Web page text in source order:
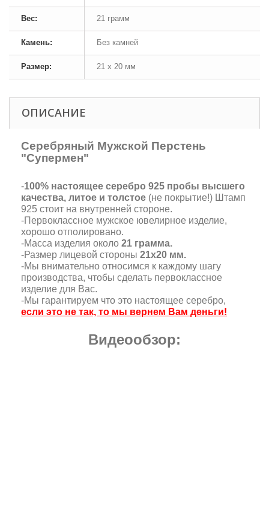
Вес: 21 грамм
Камень: Без камней
Размер: 21 х 20 мм
ОПИСАНИЕ
Серебряный Мужской Перстень
"Супермен"
-100% настоящее серебро 925 пробы высшего
качества, литое и толстое (не покрытие!) Штамп
925 стоит на внутренней стороне.
-Первоклассное мужское ювелирное изделие,
хорошо отполировано.
-Масса изделия около 21 грамма.
-Размер лицевой стороны 21х20 мм.
-Мы внимательно относимся к каждому шагу
производства, чтобы сделать первоклассное
изделие для Вас.
-Мы гарантируем что это настоящее серебро,
если это не так, то мы вернем Вам деньги!
Видеообзор: